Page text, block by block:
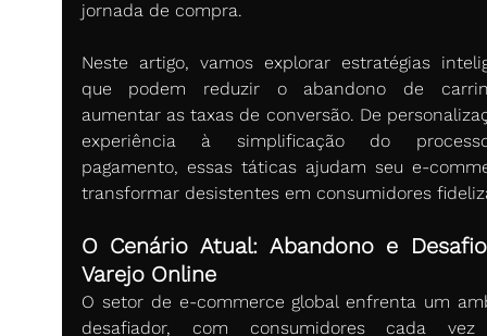
jornada de compra.
Neste artigo, vamos explorar estratégias
que podem reduzir o abandono de
aumentar as taxas de conversão. De
experiência à simplificação do
pagamento, essas táticas ajudam seu e-
transformar desistentes em consumidores
O Cenário Atual: Abandono e
Varejo Online
O setor de e-commerce global enfrenta um
desafiador, com consumidores cada